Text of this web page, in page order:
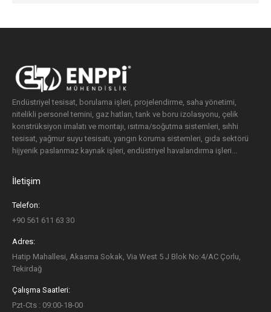
Endüstriyel tesisat, borulama işleri, projelendirme, saha yönetimi,
nitelikli personel temini, gaz hatları, tank ve boru izolasyonu, çelik
konstrüksiyon imalatı ve montajı, ısıtma/soğutma sistemleri, sıhhi
tesisat, yağmur suyu tesisatı, yangın koruma sistemleri, gıda sektörü
hijyenik paslanmaz kaynak işleri, endüstriyel havalandırma işleri...
İletişim
Telefon:
+90 561 611 63 30
Adres:
Hatip Mahallesi, Akasma Sokak, Via West 5 J Blok No:4/AC Çorlu,
Tekirdağ
Çalışma Saatleri:
Pzt-Cts : 09:00-18-00